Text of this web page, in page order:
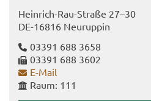
Heinrich-​Rau-Straße 27–30
DE-​16816 Neu­rup­pin
03391 688 3658
03391 688 3602
E-​Mail
Raum: 111